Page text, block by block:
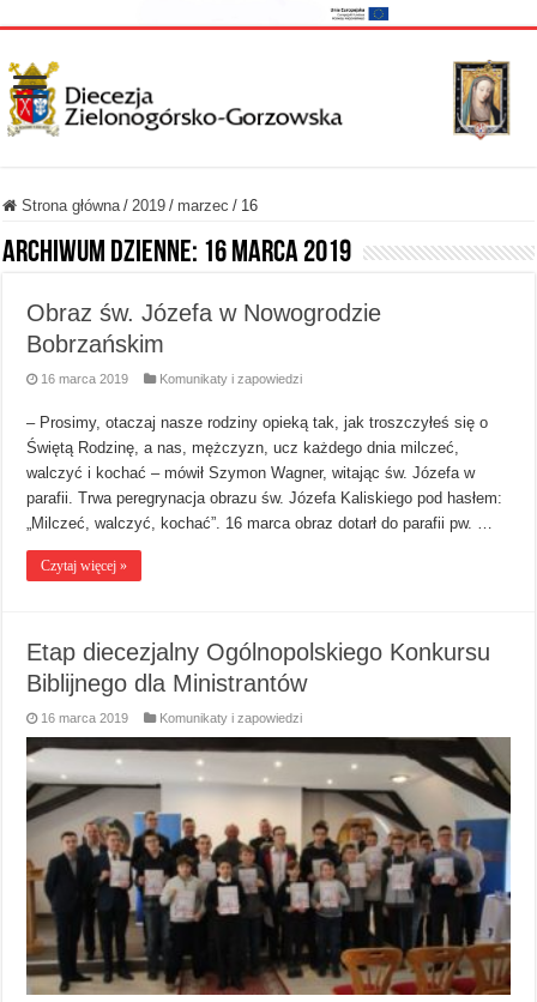
Strona główna / 2019 / marzec / 16
Archiwum dzienne: 16 marca 2019
Obraz św. Józefa w Nowogrodzie
Bobrzańskim
16 marca 2019 Komunikaty i zapowiedzi
– Prosimy, otaczaj nasze rodziny opieką tak, jak troszczyłeś się o
Świętą Rodzinę, a nas, mężczyzn, ucz każdego dnia milczeć,
walczyć i kochać – mówił Szymon Wagner, witając św. Józefa w
parafii. Trwa peregrynacja obrazu św. Józefa Kaliskiego pod hasłem:
„Milczeć, walczyć, kochać”. 16 marca obraz dotarł do parafii pw. …
Czytaj więcej »
Etap diecezjalny Ogólnopolskiego Konkursu
Biblijnego dla Ministrantów
16 marca 2019 Komunikaty i zapowiedzi